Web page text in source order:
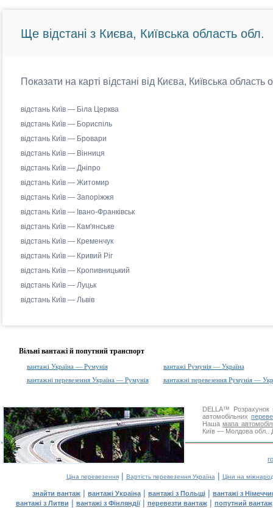
Ще відстані з Києва, Київська область обл.
Показати на карті відстані від Києва, Київська
відстань Київ — Біла Церква
відстань Київ — Бориспіль
відстань Київ — Бровари
відстань Київ — Вінниця
відстань Київ — Дніпро
відстань Київ — Житомир
відстань Київ — Запоріжжя
відстань Київ — Івано-Франківськ
відстань Київ — Кам'янське
відстань Київ — Кременчук
відстань Київ — Кривий Ріг
відстань Київ — Кропивницький
відстань Київ — Луцьк
відстань Київ — Львів
Вільні вантажі й попутний транспорт
вантажі Україна — Румунія
вантажі Румунія — Україна
вантажні перевезення Україна — Румунія
вантажні перевезення Румунія —
DELLA™
Розрахунок
автомобільних
Нашамапа
Київ — Молдова обл..
Ціна перевезення| Вартість перевезення Україна | Ціни на
знайти вантаж | вантажі Україна | вантажі з Польщі | вантажі з
вантажі з Литви | вантажі з Фінляндії| перевезти вантаж| попутний вантаж